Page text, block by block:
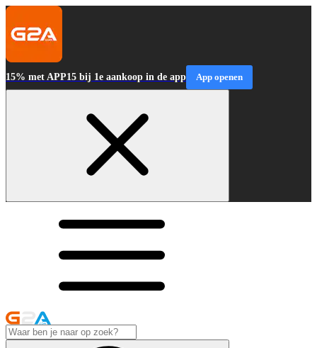
15% met APP15 bij 1e aankoop in de app App openen